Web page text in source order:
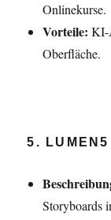
Onlinekurse.
Vorteile: KI-
Oberfläche.
5. LUMEN5
Storyboards